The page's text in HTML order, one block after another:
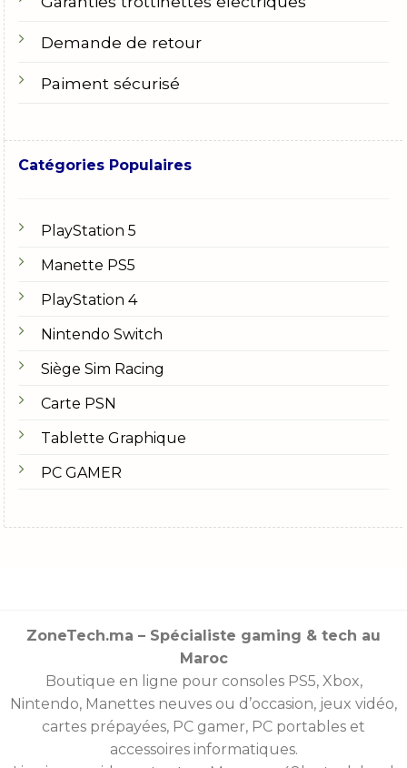
Demande de retour
Paiment sécurisé
Catégories Populaires
PlayStation 5
Manette PS5
PlayStation 4
Nintendo Switch
Siège Sim Racing
Carte PSN
Tablette Graphique
PC GAMER
ZoneTech.ma – Spécialiste gaming & tech au
Maroc
Boutique en ligne pour consoles PS5, Xbox,
Nintendo, Manettes neuves ou d’occasion, jeux vidéo,
cartes prépayées, PC gamer, PC portables et
accessoires informatiques.